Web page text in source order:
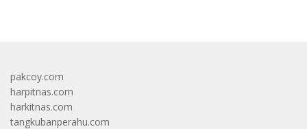
pakcoy.com
harpitnas.com
harkitnas.com
tangkubanperahu.com